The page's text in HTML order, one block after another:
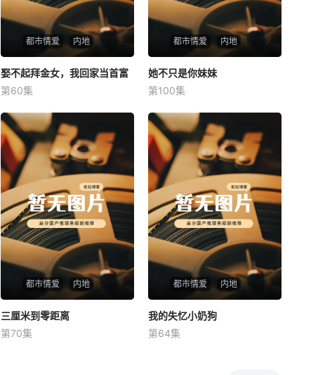
都市情爱 内地
娶不起拜金女，我回家当首富
未知
娶不起拜金女，我回家当首富
第60集
都市情爱 内地
她不只是你妹妹
未知
她不只是你妹妹
第100集
都市情爱 内地
三厘米到零距离
未知
三厘米到零距离
第70集
都市情爱 内地
我的失忆小奶狗
未知
我的失忆小奶狗
第64集